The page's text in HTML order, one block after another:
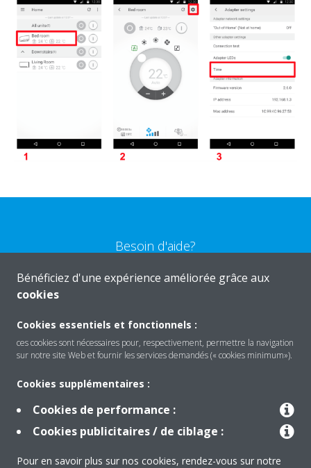
Besoin d'aide?
CONTACTEZ-NOUS
Solutions
Bénéficiez d'une expérience améliorée grâce aux
cookies
Cookies essentiels et fonctionnels :
ces cookies sont nécessaires pour, respectivement, permettre la navigation
sur notre site Web et fournir les services demandés (« cookies minimum»).
Cookies supplémentaires :
Cookies de performance :
Cookies publicitaires / de ciblage :
Pour en savoir plus sur nos cookies, rendez-vous sur notre